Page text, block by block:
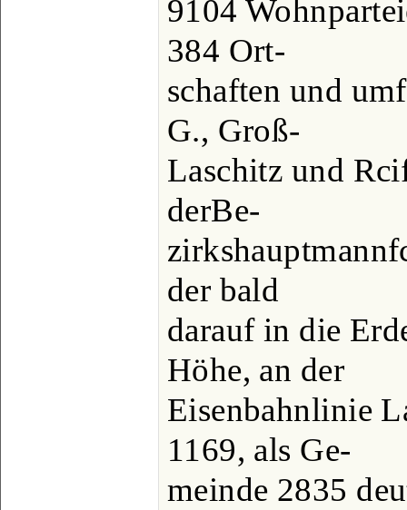
9104
384 Ort-
schaften und
G., Groß-
Laschitz und
derBe-
der bald
darauf in die
Höhe, an der
Eisenbahnlinie
1169, als Ge-
meinde 2835